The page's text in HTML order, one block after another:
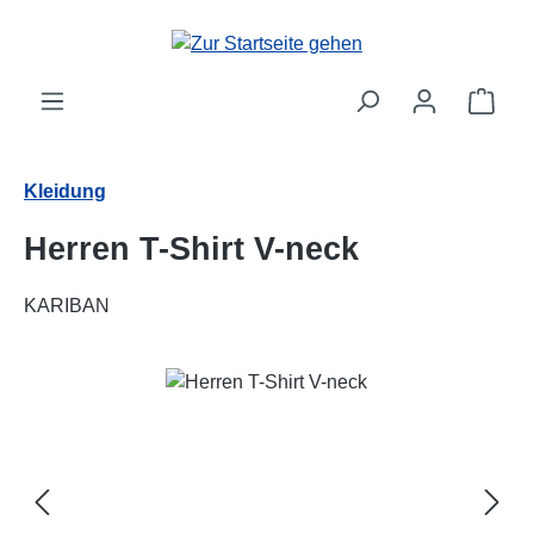
Zum Hauptinhalt springen
Kleidung
Herren T-Shirt V-neck
KARIBAN
Bildergalerie überspringen